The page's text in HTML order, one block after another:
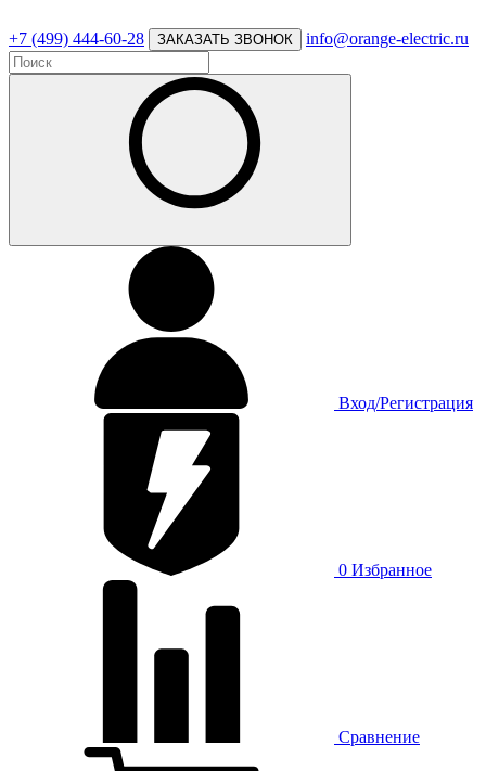
+7 (499) 444-60-28 ЗАКАЗАТЬ ЗВОНОК info@orange-electric.ru
Вход/Регистрация
0 Избранное
Сравнение